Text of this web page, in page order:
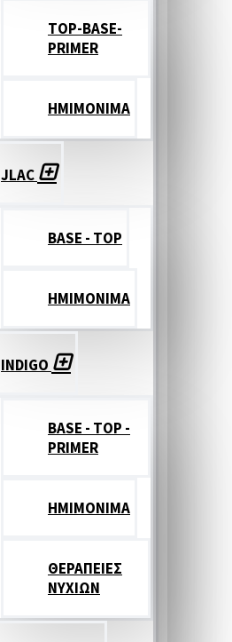
TOP-BASE-
PRIMER
ΗΜΙΜΟΝΙΜΑ
JLAC
BASE - TOP
ΗΜΙΜΟΝΙΜΑ
INDIGO
BASE - TOP -
PRIMER
HMIMONIMA
ΘΕΡΑΠΕΙΕΣ
ΝΥΧΙΩΝ